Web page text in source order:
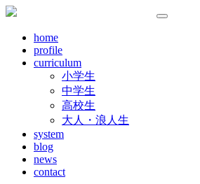
home
profile
curriculum
小学生
中学生
高校生
大人・浪人生
system
blog
news
contact